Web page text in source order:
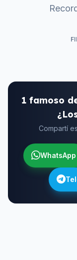
1 famoso
Compartí
WhatsApp